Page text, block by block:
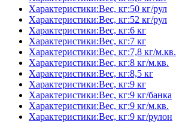
Характеристики:Вес, кг:50 кг/рул
Характеристики:Вес, кг:52 кг/рул
Характеристики:Вес, кг:6 кг
Характеристики:Вес, кг:7 кг
Характеристики:Вес, кг:7,8 кг/м.кв.
Характеристики:Вес, кг:8 кг/м.кв.
Характеристики:Вес, кг:8,5 кг
Характеристики:Вес, кг:9 кг
Характеристики:Вес, кг:9 кг/банка
Характеристики:Вес, кг:9 кг/м.кв.
Характеристики:Вес, кг:9 кг/рулон